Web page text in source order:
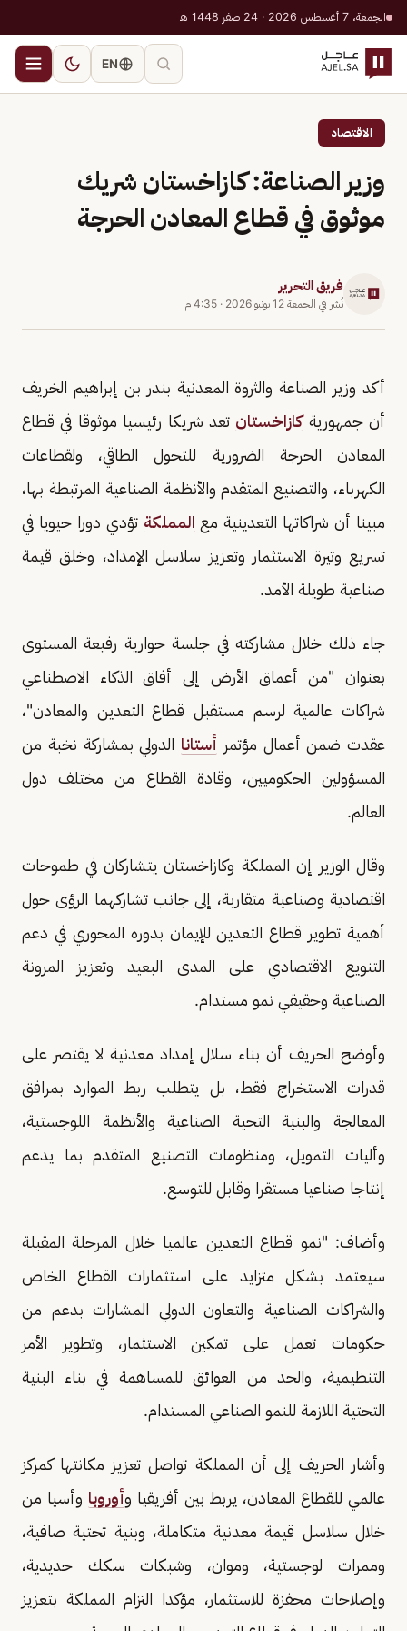
الجمعة، 7 أغسطس 2026 · 24 صفر 1448 هـ
EN
الاقتصاد
وزير الصناعة: كازاخستان شريك
موثوق في قطاع المعادن الحرجة
فريق التحرير
نُشر في الجمعة 12 يونيو 2026 · 4:35 م
أكد وزير الصناعة والثروة المعدنية بندر بن إبراهيم الخريف
أن جمهوريةكازاخستان تعد شريكا رئيسيا موثوقا في قطاع
المعادن الحرجة الضرورية للتحول الطاقي، ولقطاعات
الكهرباء، والتصنيع المتقدم والأنظمة الصناعية المرتبطة بها،
مبينا أن شراكاتها التعدينية مع المملكة تؤدي دورا حيويا في
تسريع وتيرة الاستثمار وتعزيز سلاسل الإمداد، وخلق قيمة
صناعية طويلة الأمد.
جاء ذلك خلال مشاركته في جلسة حوارية رفيعة المستوى
بعنوان "من أعماق الأرض إلى أفاق الذكاء الاصطناعي
شراكات عالمية لرسم مستقبل قطاع التعدين والمعادن"،
عقدت ضمن أعمال مؤتمر أستانا الدولي بمشاركة نخبة من
المسؤولين الحكوميين، وقادة القطاع من مختلف دول
العالم.
وقال الوزير إن المملكة وكازاخستان يتشاركان في طموحات
اقتصادية وصناعية متقاربة، إلى جانب تشاركهما الرؤى حول
أهمية تطوير قطاع التعدين للإيمان بدوره المحوري في دعم
التنويع الاقتصادي على المدى البعيد وتعزيز المرونة
الصناعية وحقيقي نمو مستدام.
وأوضح الحريف أن بناء سلال إمداد معدنية لا يقتصر على
قدرات الاستخراج فقط، بل يتطلب ربط الموارد بمرافق
المعالجة والبنية التحية الصناعية والأنظمة اللوجستية،
وأليات التمويل، ومنظومات التصنيع المتقدم بما يدعم
إنتاجا صناعيا مستقرا وقابل للتوسع.
وأضاف: "نمو قطاع التعدين عالميا خلال المرحلة المقبلة
سيعتمد بشكل متزايد على استثمارات القطاع الخاص
والشراكات الصناعية والتعاون الدولي المشارات بدعم من
حكومات تعمل على تمكين الاستثمار، وتطوير الأمر
التنظيمية، والحد من العوائق للمساهمة في بناء البنية
التحتية اللازمة للنمو الصناعي المستدام.
وأشار الحريف إلى أن المملكة تواصل تعزيز مكانتها كمركز
عالمي للقطاع المعادن، يربط بين أفريقيا وأوروبا وأسيا من
خلال سلاسل قيمة معدنية متكاملة، وبنية تحتية صافية،
وممرات لوجستية، وموان، وشبكات سكك حديدية،
وإصلاحات محفزة للاستثمار، مؤكدا التزام المملكة بتعزيز